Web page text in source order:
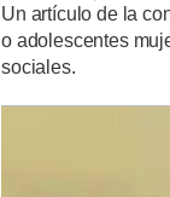
Un artículo de la
o adolescentes
sociales.